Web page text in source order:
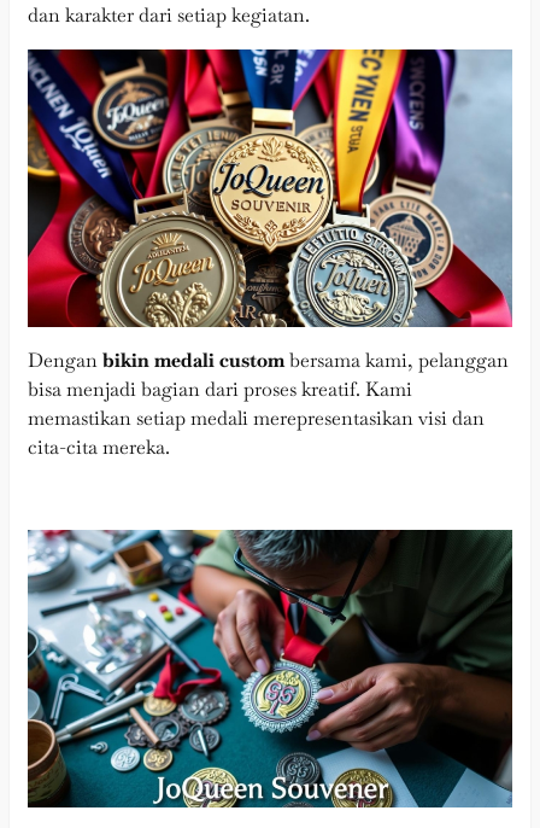
dan karakter dari setiap kegiatan.
Denganbikin medali custombersama kami, pelanggan
bisa menjadi bagian dari proses kreatif. Kami
memastikan setiap medali merepresentasikan visi dan
cita-cita mereka.